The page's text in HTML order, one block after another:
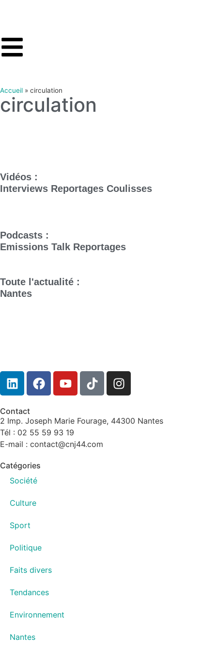
Accueil » circulation
circulation
Vidéos :
Interviews Reportages Coulisses
Podcasts :
Emissions Talk Reportages
Toute l'actualité :
Nantes
Contact
2 Imp. Joseph Marie Fourage, 44300 Nantes
Tél : 02 55 59 93 19
E-mail : contact@cnj44.com
Catégories
Société
Culture
Sport
Politique
Faits divers
Tendances
Environnement
Nantes